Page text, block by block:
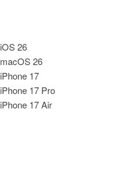
iOS 26
macOS 26
iPhone 17
iPhone 17 Pro
iPhone 17 Air